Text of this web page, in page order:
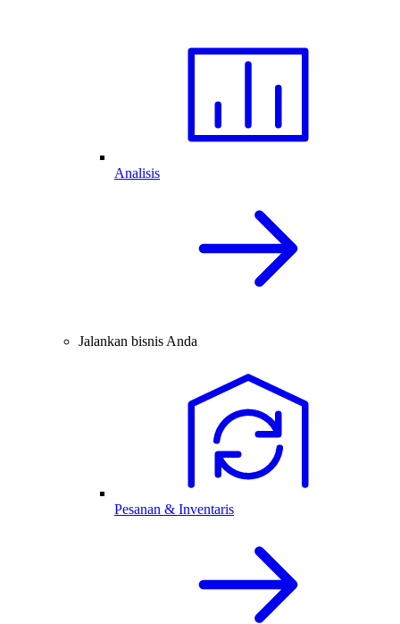
Analisis
Jalankan bisnis Anda
Pesanan & Inventaris